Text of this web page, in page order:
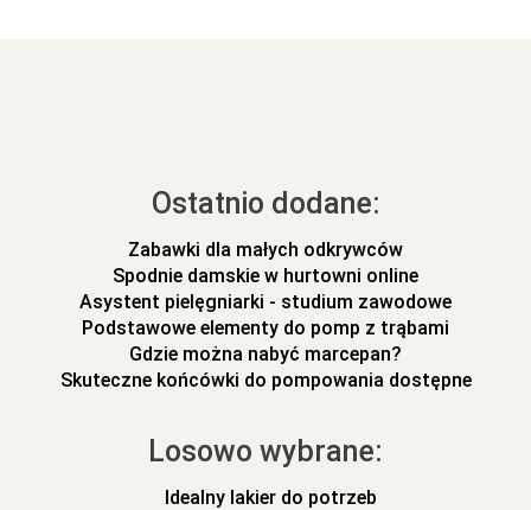
Ostatnio dodane:
Zabawki dla małych odkrywców
Spodnie damskie w hurtowni online
Asystent pielęgniarki - studium zawodowe
Podstawowe elementy do pomp z trąbami
Gdzie można nabyć marcepan?
Skuteczne końcówki do pompowania dostępne
Losowo wybrane:
Idealny lakier do potrzeb